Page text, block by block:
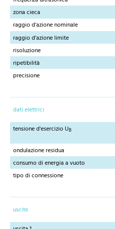
zona cieca
raggio d'azione nominale
raggio d'azione limite
risoluzione
ripetibilità
precisione
dati elettrici
tensione d'esercizio UB
ondulazione residua
consumo di energia a vuoto
tipo di connessione
uscite